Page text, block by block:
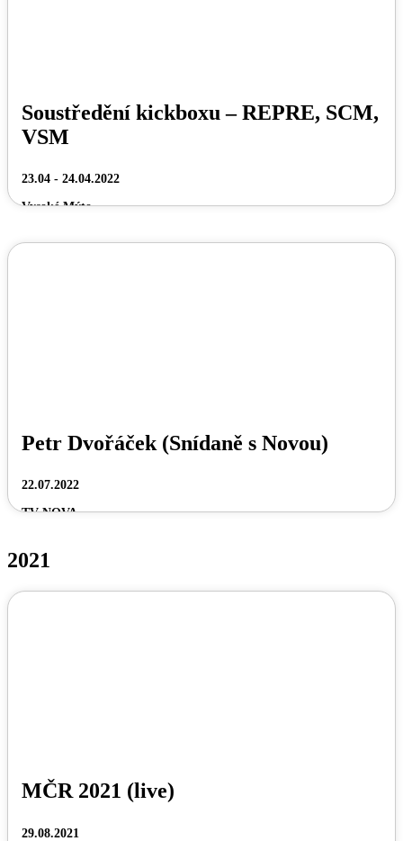
Soustředění kickboxu – REPRE, SCM,
VSM
23.04 - 24.04.2022
Vysoké Mýto
Petr Dvořáček (Snídaně s Novou)
22.07.2022
TV NOVA
2021
MČR 2021 (live)
29.08.2021